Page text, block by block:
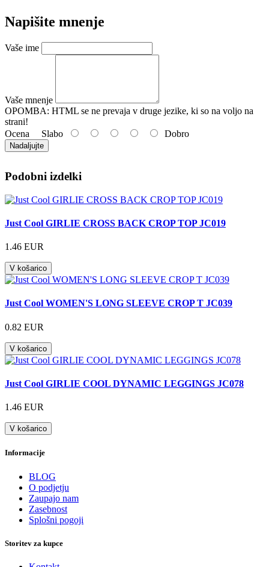
Napišite mnenje
Vaše ime
Vaše mnenje
OPOMBA: HTML se ne prevaja v druge jezike, ki so na voljo na
strani!
Ocena Slabo Dobro
Nadaljujte
Podobni izdelki
Just Cool GIRLIE CROSS BACK CROP TOP JC019
1.46 EUR
V košarico
Just Cool WOMEN'S LONG SLEEVE CROP T JC039
0.82 EUR
V košarico
Just Cool GIRLIE COOL DYNAMIC LEGGINGS JC078
1.46 EUR
V košarico
Informacije
BLOG
O podjetju
Zaupajo nam
Zasebnost
Splošni pogoji
Storitev za kupce